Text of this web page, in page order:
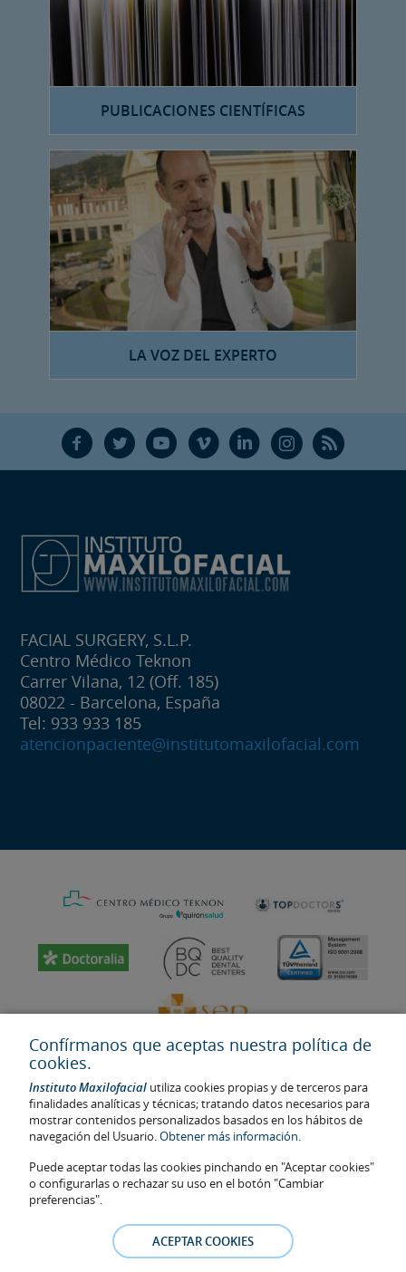
PUBLICACIONES CIENTÍFICAS
LA VOZ DEL EXPERTO
F T Y V L Ñ R
FACIAL SURGERY, S.L.P.
Centro Médico Teknon
Carrer Vilana, 12 (Off. 185)
08022 - Barcelona, España
Tel: 933 933 185
atencionpaciente@institutomaxilofacial.com
Última actualización: 2023
No. de autorización de centro sanitario: E08646940
La información presente en la web no reemplaza sino complementa
la relación médico-paciente. En caso de duda, consulte con el
médico de referencia. Las fotos y los testimonios de los pacientes
identificables que aparecen en la web están publicadas con su
consentimiento y se retirarán en cualquier momento a petición de
Confírmanos que aceptas nuestra política de
cookies.
Instituto Maxilofacial utiliza cookies propias y de terceros para
finalidades analíticas y técnicas; tratando datos necesarios para
mostrar contenidos personalizados basados en los hábitos de
navegación del Usuario.Obtener más información.
Puede aceptar todas las cookies pinchando en "Aceptar cookies"
o configurarlas o rechazar su uso en el botón "Cambiar
preferencias".
ACEPTAR COOKIES